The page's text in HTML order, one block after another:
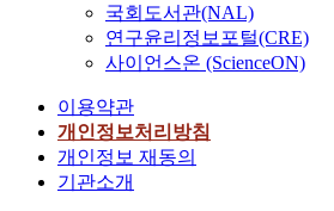
국회도서관(NAL)
연구윤리정보포털(CRE)
사이언스온 (ScienceON)
이용약관
개인정보처리방침
개인정보 재동의
기관소개